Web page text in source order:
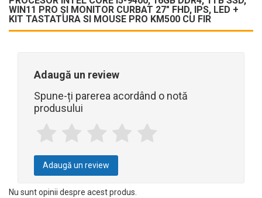
o experiență vizuală îmbunătățită și performanță stabilă pentru
activitățile de zi cu zi.
WIN11 PRO ȘI MONITOR CURBAT 27" FHD, IPS, LED +
KIT TASTATURA SI MOUSE PRO KM500 CU FIR
Adaugă un review
Spune-ți parerea acordând o notă
produsului
Adaugă un review
Nu sunt opinii despre acest produs.